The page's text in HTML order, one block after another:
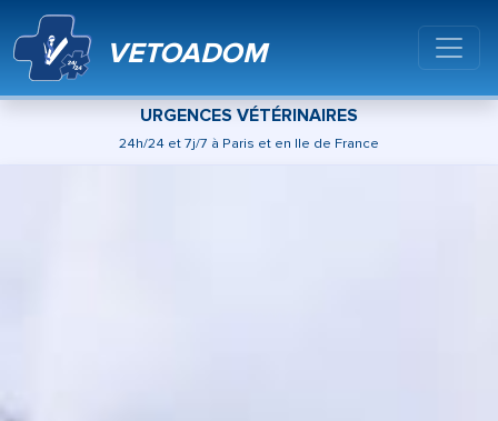
VETOADOM
URGENCES VÉTÉRINAIRES
24h/24 et 7j/7 à Paris et en Ile de France